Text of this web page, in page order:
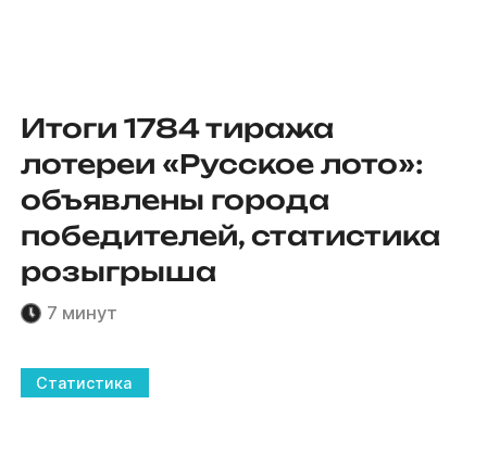
Итоги 1784 тиража
лотереи «Русское лото»:
объявлены города
победителей, статистика
розыгрыша
7 минут
Статистика